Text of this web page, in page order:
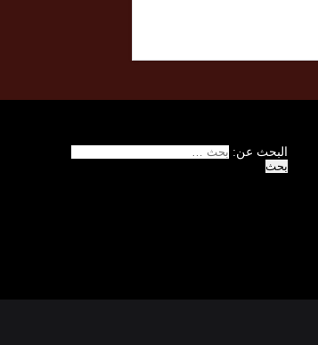
البحث عن: